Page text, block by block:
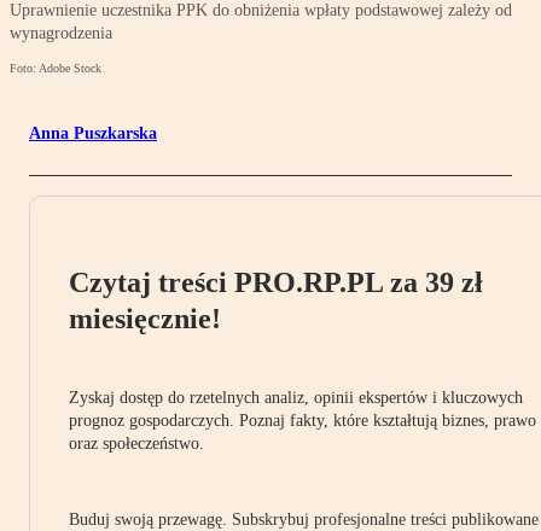
Uprawnienie uczestnika PPK do obniżenia wpłaty podstawowej zależy od
wynagrodzenia
Foto: Adobe Stock
Anna Puszkarska
Czytaj treści PRO.RP.PL za 39 zł
miesięcznie!
Zyskaj dostęp do rzetelnych analiz, opinii ekspertów i kluczowych
prognoz gospodarczych. Poznaj fakty, które kształtują biznes, prawo
oraz społeczeństwo.
Buduj swoją przewagę. Subskrybuj profesjonalne treści publikowane